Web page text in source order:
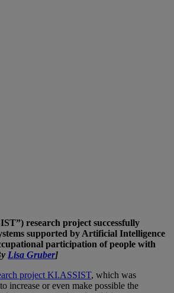
research project successfully
supported by Artificial Intelligence
participation of people with
Lisa Gruber]
project KI.ASSIST, which was
increase or even make possible the